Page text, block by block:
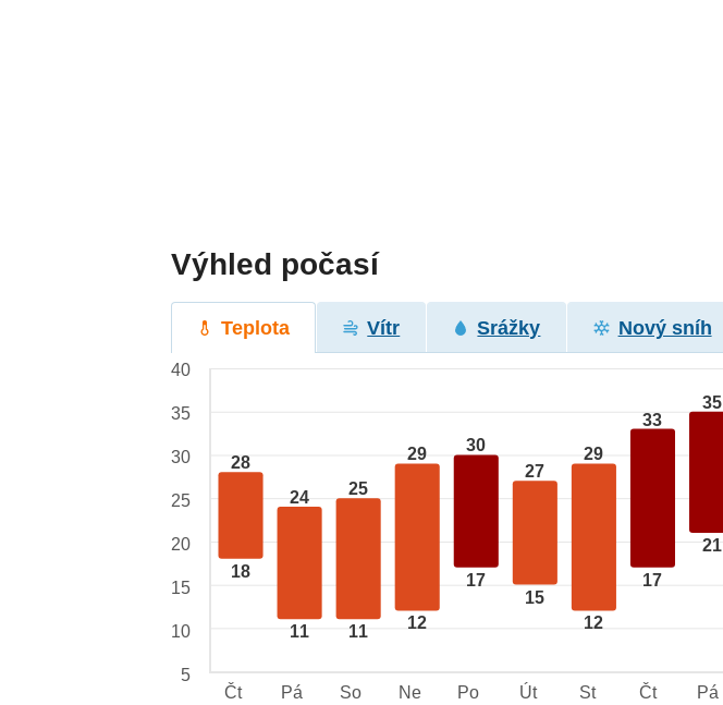
Výhled počasí
Teplota Vítr Srážky Nový sníh
28
18
24
11
25
11
29
12
30
17
27
15
29
12
33
17
35
21
40
35
30
25
20
15
10
5
Čt
Pá So Ne Po Út St Čt Pá